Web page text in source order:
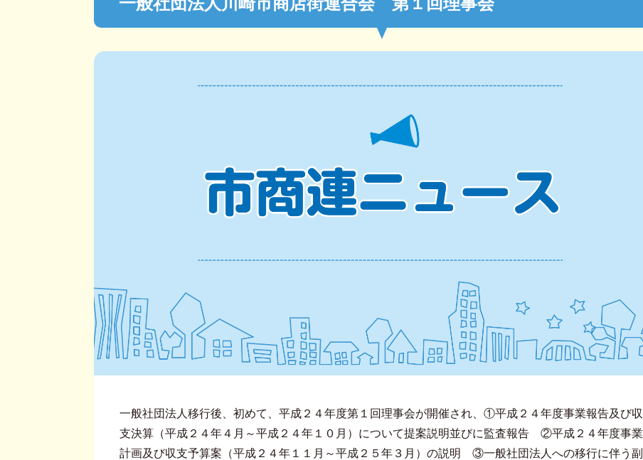
一般社団法人移行後、初めて、平成２４年度第１回理事会が開催され、①平成２４年度事業報告及び収
支決算（平成２４年４月～平成２４年１０月）について提案説明並びに監査報告 ②平成２４年度事業
計画及び収支予算案（平成２４年１１月～平成２５年３月）の説明 ③一般社団法人への移行に伴う副